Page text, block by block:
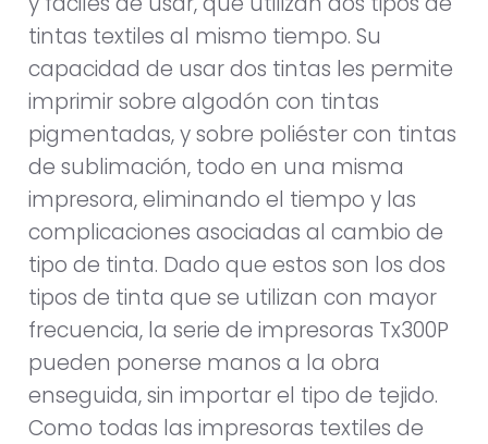
tintas textiles al mismo tiempo. Su
capacidad de usar dos tintas les permite
imprimir sobre algodón con tintas
pigmentadas, y sobre poliéster con tintas
de sublimación, todo en una misma
impresora, eliminando el tiempo y las
complicaciones asociadas al cambio de
tipo de tinta. Dado que estos son los dos
tipos de tinta que se utilizan con mayor
frecuencia, la serie de impresoras Tx300P
pueden ponerse manos a la obra
enseguida, sin importar el tipo de tejido.
Como todas las impresoras textiles de